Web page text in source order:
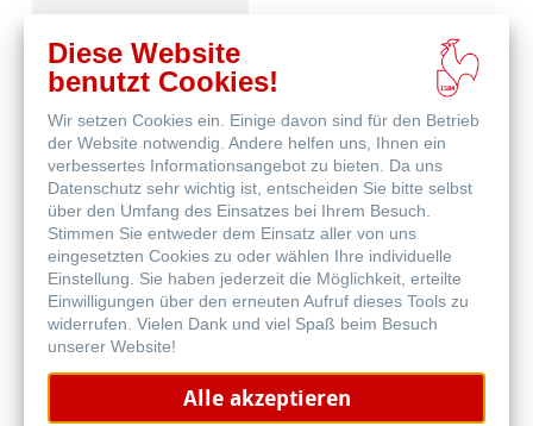
Häufig gestellte
Fragen
Qualitätskriterien -
Diese Website
benutzt Cookies!
Wir setzen Cookies ein. Einige davon sind für den Betrieb
der Website notwendig. Andere helfen uns, Ihnen ein
verbessertes Informationsangebot zu bieten. Da uns
Datenschutz sehr wichtig ist, entscheiden Sie bitte selbst
über den Umfang des Einsatzes bei Ihrem Besuch.
Stimmen Sie entweder dem Einsatz aller von uns
eingesetzten Cookies zu oder wählen Ihre individuelle
Einstellung. Sie haben jederzeit die Möglichkeit, erteilte
Einwilligungen über den erneuten Aufruf dieses Tools zu
widerrufen. Vielen Dank und viel Spaß beim Besuch
unserer Website!
Alle akzeptieren